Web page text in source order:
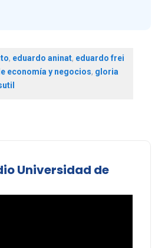
, eduardo aninat, eduardo frei
economía y negocios, gloria
Universidad de